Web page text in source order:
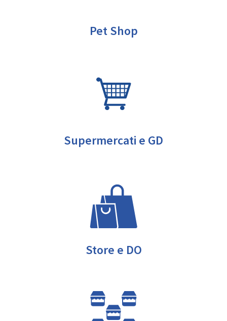
Pet Shop
Supermercati e GD
Store e DO